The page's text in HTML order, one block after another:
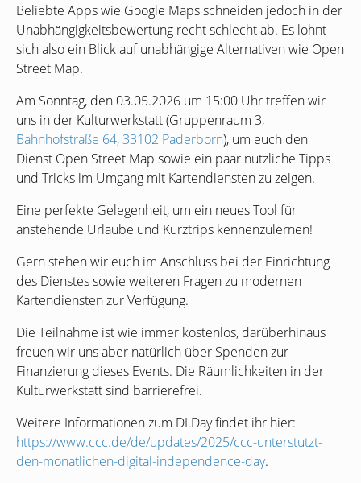
Beliebte Apps wie Google Maps schneiden jedoch in der
Unabhängigkeitsbewertung recht schlecht ab. Es lohnt
sich also ein Blick auf unabhängige Alternativen wie Open
Street Map.
Am Sonntag, den 03.05.2026 um 15:00 Uhr treffen wir
uns in der Kulturwerkstatt (Gruppenraum 3,
Bahnhofstraße 64, 33102 Paderborn), um euch den
Dienst Open Street Map sowie ein paar nützliche Tipps
und Tricks im Umgang mit Kartendiensten zu zeigen.
Eine perfekte Gelegenheit, um ein neues Tool für
anstehende Urlaube und Kurztrips kennenzulernen!
Gern stehen wir euch im Anschluss bei der Einrichtung
des Dienstes sowie weiteren Fragen zu modernen
Kartendiensten zur Verfügung.
Die Teilnahme ist wie immer kostenlos, darüberhinaus
freuen wir uns aber natürlich über Spenden zur
Finanzierung dieses Events. Die Räumlichkeiten in der
Kulturwerkstatt sind barrierefrei.
Weitere Informationen zum DI.Day findet ihr hier:
https://www.ccc.de/de/updates/2025/ccc-unterstutzt-
den-monatlichen-digital-independence-day.